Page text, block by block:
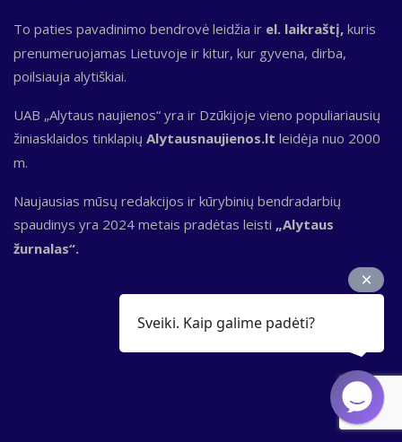
To paties pavadinimo bendrovė leidžia ir el. laikraštį, kuris
prenumeruojamas Lietuvoje ir kitur, kur gyvena, dirba,
poilsiauja alytiškiai.
UAB „Alytaus naujienos“ yra ir Dzūkijoje vieno populiariausių
žiniasklaidos tinklapių Alytausnaujienos.lt leidėja nuo 2000
m.
Naujausias mūsų redakcijos ir kūrybinių bendradarbių
spaudinys yra 2024 metais pradėtas leisti „Alytaus
žurnalas“.
Sveiki. Kaip galime padėti?